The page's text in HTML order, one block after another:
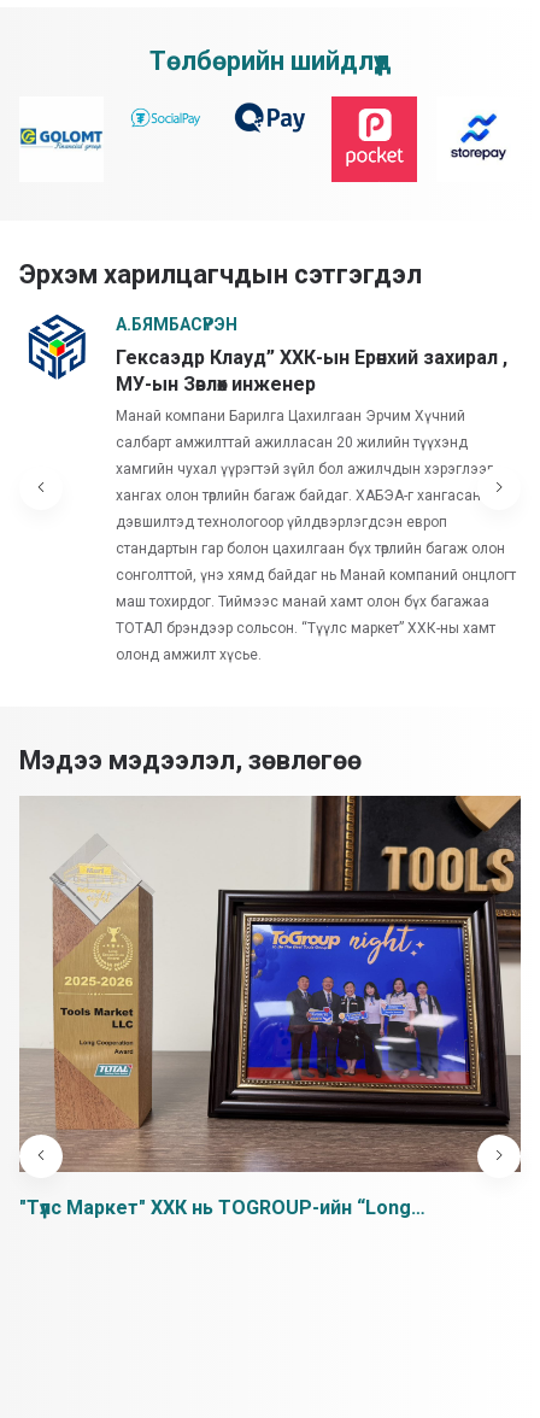
Төлбөрийн шийдлүүд
Эрхэм харилцагчдын сэтгэгдэл
А.БЯМБАСҮРЭН
Гексаэдр Клауд” ХХК-ын Ерөнхий захирал ,
МУ-ын Зөвлөх инженер
Манай компани Барилга Цахилгаан Эрчим Хүчний
салбарт амжилттай ажилласан 20 жилийн түүхэнд
хамгийн чухал үүрэгтэй зүйл бол ажилчдын хэрэглээг
хангах олон төрлийн багаж байдаг. ХАБЭА-г хангасан
дэвшилтэд технологоор үйлдвэрлэгдсэн европ
стандартын гар болон цахилгаан бүх төрлийн багаж олон
сонголттой, үнэ хямд байдаг нь Манай компаний онцлогт
маш тохирдог. Тиймээс манай хамт олон бүх багажаа
ТОТАЛ брэндээр сольсон. “Түүлс маркет” ХХК-ны хамт
олонд амжилт хүсье.
Мэдээ мэдээлэл, зөвлөгөө
"Түүлс Маркет" ХХК нь TOGROUP-ийн “Long